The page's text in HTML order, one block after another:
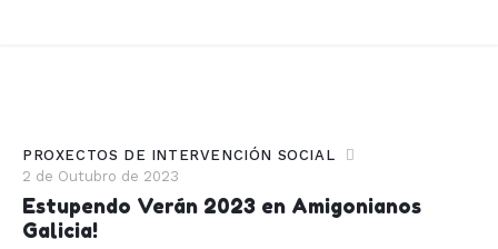
PROXECTOS DE INTERVENCIÓN SOCIAL
2 de Outubro de 2023
Estupendo Verán 2023 en Amigonianos
Galicia!